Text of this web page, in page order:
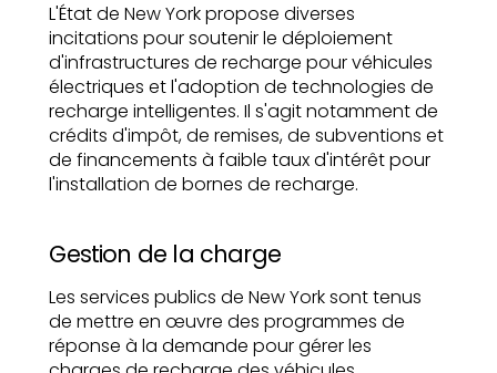
L'État de New York propose diverses
incitations pour soutenir le déploiement
d'infrastructures de recharge pour véhicules
électriques et l'adoption de technologies de
recharge intelligentes. Il s'agit notamment de
crédits d'impôt, de remises, de subventions et
de financements à faible taux d'intérêt pour
l'installation de bornes de recharge.
Gestion de la charge
Les services publics de New York sont tenus
de mettre en œuvre des programmes de
réponse à la demande pour gérer les